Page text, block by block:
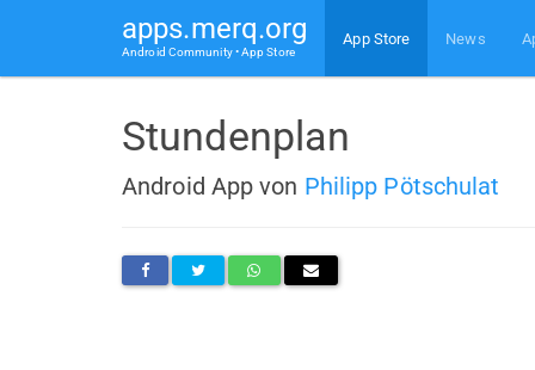
apps.merq.org
Android Community • App Store
App Store News
Stundenplan
Android App von Philipp Pötschulat